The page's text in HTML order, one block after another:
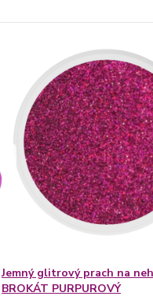
Jemný glitrový prach na
BROKÁT PURPUROVÝ